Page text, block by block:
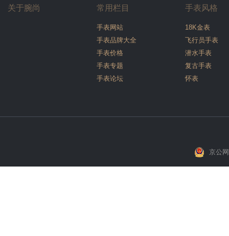
关于腕尚 常用栏目
手表网站
手表品牌大全
手表价格
手表专题
手表论坛
手表风格
18K金表
飞行员手表
潜水手表
复古手表
怀表
京公